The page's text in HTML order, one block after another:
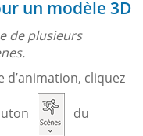
un modèle 3D
de plusieurs
cliquez
du